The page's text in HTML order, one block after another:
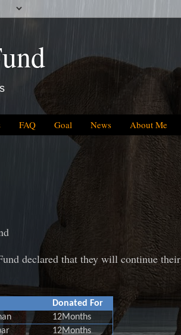
FAQ Goal News About Me
declared that they will continue
Donated For
12Months
12Months